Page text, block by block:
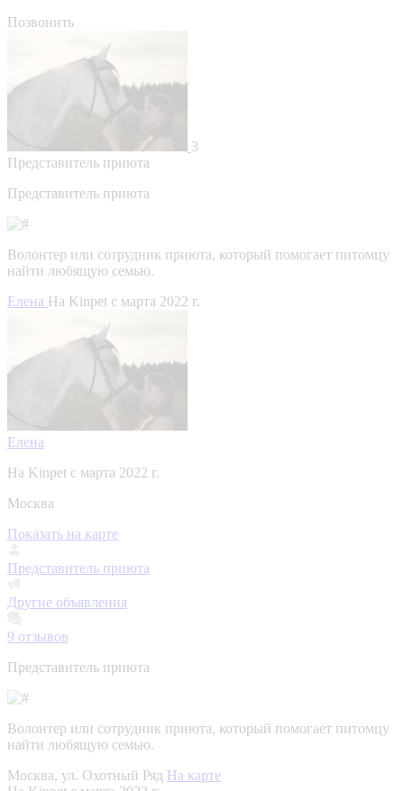
Позвонить
3
Представитель приюта
Представитель приюта
Волонтер или сотрудник приюта, который помогает питомцу
найти любящую семью.
Елена На Kinpet c марта 2022 г.
Елена
На Kinpet c марта 2022 г.
Москва
Показать на карте
Представитель приюта
Другие объявления
9 отзывов
Представитель приюта
Волонтер или сотрудник приюта, который помогает питомцу
найти любящую семью.
Москва, ул. Охотный Ряд На карте